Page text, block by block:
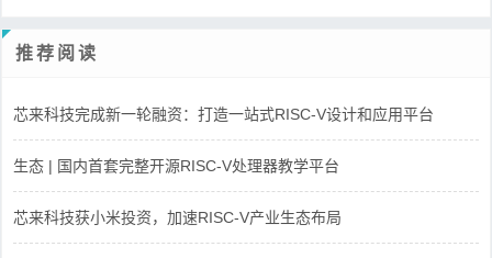
推荐阅读
芯来科技完成新一轮融资：打造一站式RISC-V设计和应用平台
生态 | 国内首套完整开源RISC-V处理器教学平台
芯来科技获小米投资，加速RISC-V产业生态布局